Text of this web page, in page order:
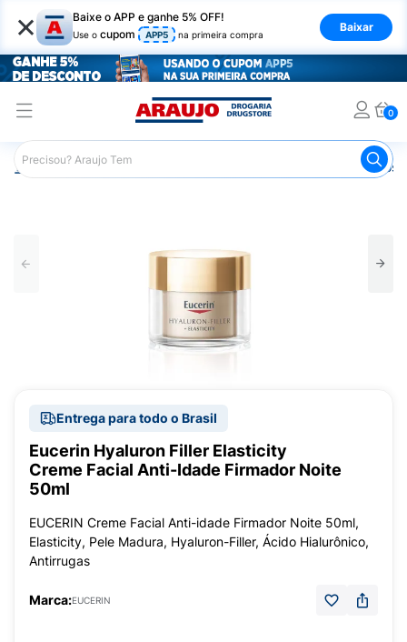
× Baixe o APP e ganhe 5% OFF!
Use o cupom APP5 na primeira compra
Baixar
0
Araujo Dermocosméticos Dermocosméticos para o
Entrega para todo o Brasil
Eucerin Hyaluron Filler Elasticity
Creme Facial Anti-Idade Firmador Noite
50ml
EUCERIN Creme Facial Anti-idade Firmador Noite 50ml,
Elasticity, Pele Madura, Hyaluron-Filler, Ácido Hialurônico,
Antirrugas
Marca:EUCERIN